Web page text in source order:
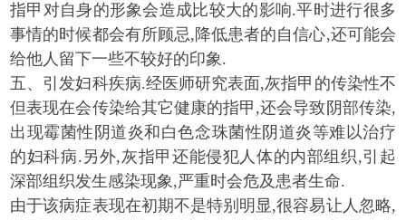
指甲对自身的形象会造成比较大的影响.平时进行很多
事情的时候都会有所顾忌,降低患者的自信心,还可能会
给他人留下一些不较好的印象.
五、引发妇科疾病.经医师研究表面,灰指甲的传染性不
但表现在会传染给其它健康的指甲,还会导致阴部传染,
出现霉菌性阴道炎和白色念珠菌性阴道炎等难以治疗
的妇科病.另外,灰指甲还能侵犯人体的内部组织,引起
深部组织发生感染现象,严重时会危及患者生命.
由于该病症表现在初期不是特别明显,很容易让人忽略,